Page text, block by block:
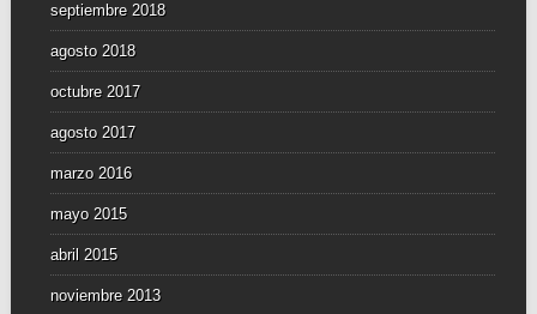
septiembre 2018
agosto 2018
octubre 2017
agosto 2017
marzo 2016
mayo 2015
abril 2015
noviembre 2013